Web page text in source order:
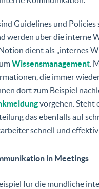
Guidelines und Policies
werden über die interne
dient als „internes
Wissensmanagement.
die immer
dort zum Beispiel
vorgehen. Steht
das ebenfalls auf
schnell und
in Meetings
für die mündliche